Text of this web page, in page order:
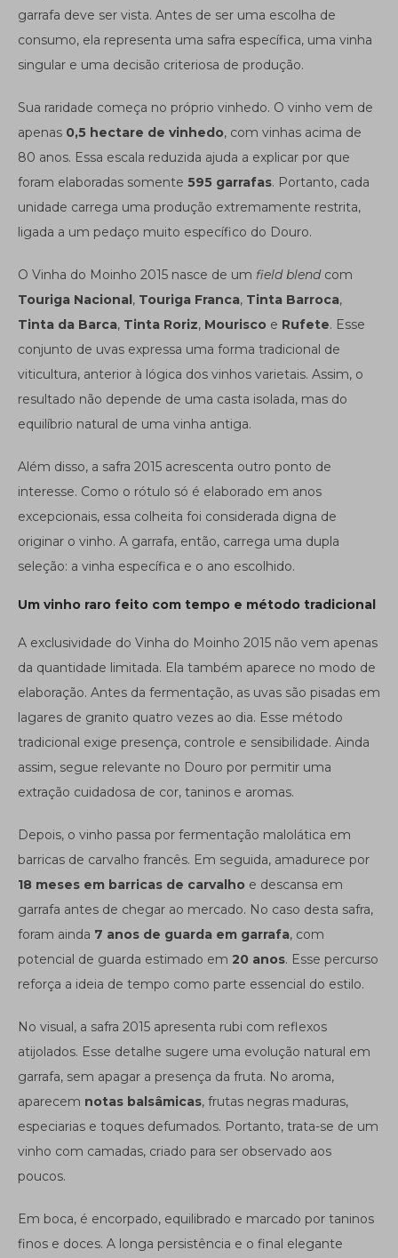
garrafa deve ser vista. Antes de ser uma escolha de
consumo, ela representa uma safra específica, uma vinha
singular e uma decisão criteriosa de produção.
Sua raridade começa no próprio vinhedo. O vinho vem de
apenas 0,5 hectare de vinhedo, com vinhas acima de
80 anos. Essa escala reduzida ajuda a explicar por que
foram elaboradas somente 595 garrafas. Portanto, cada
unidade carrega uma produção extremamente restrita,
ligada a um pedaço muito específico do Douro.
O Vinha do Moinho 2015 nasce de um field blendcom
Touriga Nacional , Touriga Franca, Tinta Barroca,
Tinta da Barca, Tinta Roriz, Mourisco e Rufete. Esse
conjunto de uvas expressa uma forma tradicional de
viticultura, anterior à lógica dos vinhos varietais. Assim, o
resultado não depende de uma casta isolada, mas do
equilíbrio natural de uma vinha antiga.
Além disso, a safra 2015 acrescenta outro ponto de
interesse. Como o rótulo só é elaborado em anos
excepcionais, essa colheita foi considerada digna de
originar o vinho. A garrafa, então, carrega uma dupla
seleção: a vinha específica e o ano escolhido.
Um vinho raro feito com tempo e método tradicional
A exclusividade do Vinha do Moinho 2015 não vem apenas
da quantidade limitada. Ela também aparece no modo de
elaboração. Antes da fermentação, as uvas são pisadas em
lagares de granito quatro vezes ao dia. Esse método
tradicional exige presença, controle e sensibilidade. Ainda
assim, segue relevante no Douro por permitir uma
extração cuidadosa de cor, taninos e aromas.
Depois, o vinho passa por fermentação malolática em
barricas de carvalho francês. Em seguida, amadurece por
18 meses em barricas de carvalho e descansa em
garrafa antes de chegar ao mercado. No caso desta safra,
foram ainda 7 anos de guarda em garrafa, com
potencial de guarda estimado em 20 anos. Esse percurso
reforça a ideia de tempo como parte essencial do estilo.
No visual, a safra 2015 apresenta rubi com reflexos
atijolados. Esse detalhe sugere uma evolução natural em
garrafa, sem apagar a presença da fruta. No aroma,
aparecem notas balsâmicas, frutas negras maduras,
especiarias e toques defumados. Portanto, trata-se de um
vinho com camadas, criado para ser observado aos
poucos.
Em boca, é encorpado, equilibrado e marcado por taninos
finos e doces. A longa persistência e o final elegante